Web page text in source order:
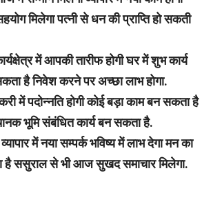
मिलेगा पत्नी से धन की प्राप्ति हो सकती
में आपकी तारीफ होगी घर में शुभ कार्य
है निवेश करने पर अच्छा लाभ होगा.
में पदोन्नति होगी कोई बड़ा काम बन सकता है
भूमि संबंधित कार्य बन सकता है.
में नया सम्पर्क भविष्य में लाभ देगा मन का
है ससुराल से भी आज सुखद समाचार मिलेगा.